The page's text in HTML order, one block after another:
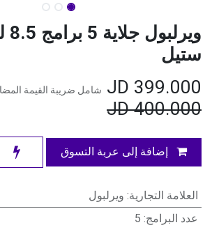
ستيل
399.000
شامل ضريبة القيمة
400.000
JD
إضافة إلى عربة التسوق
العلامة التجارية: ويرلبول
عدد البرامج:
5